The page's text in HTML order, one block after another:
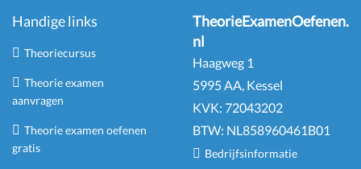
Handige links
Theoriecursus
Theorie examen
aanvragen
Theorie examen oefenen
gratis
TheorieExamenOefenen.
nl
Haagweg 1
5995 AA, Kessel
KVK: 72043202
BTW: NL858960461B01
Bedrijfsinformatie